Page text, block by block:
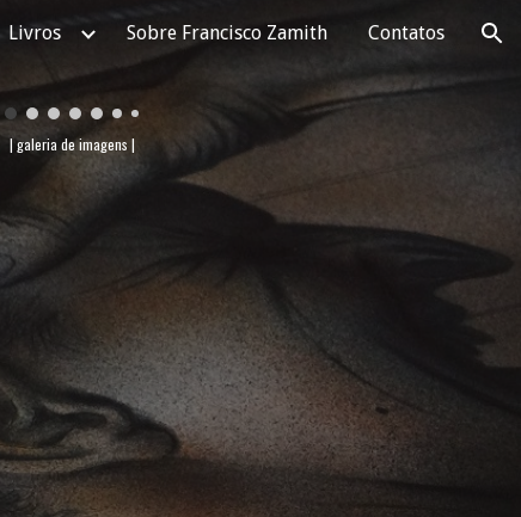
Livros Sobre Francisco Zamith Contatos
| galeria de imagens |